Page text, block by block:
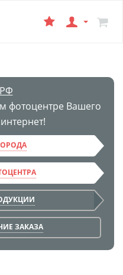
фотоцентре Вашего
ЗАКАЗА